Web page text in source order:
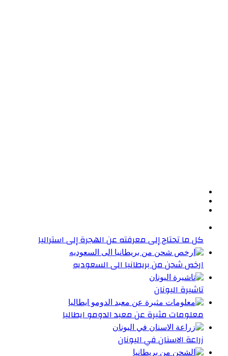
كل ما تحتاج إلى معرفته عن الهجرة إلى استراليا
ارخص شحن من بريطانيا الى السعوديه
تاشيرة اليونان
معلومات مثيرة عن معبد الدومو ايطاليا
زراعة الاسنان في اليونان